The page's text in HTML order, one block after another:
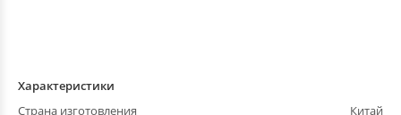
Характеристики
Страна изготовления
Китай